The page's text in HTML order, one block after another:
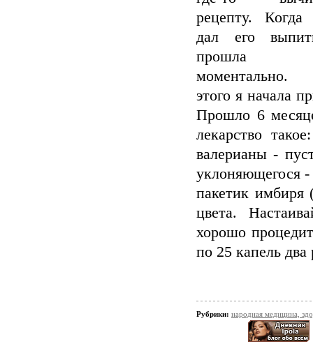
рецепту.
дал его
прошла
этого я начала
Прошло 6
лекарство
валерианы -
уклоняющегося
пакетик имбиря
цвета.
хорошо
по 25 капель два
Рубрики: народная медицина,